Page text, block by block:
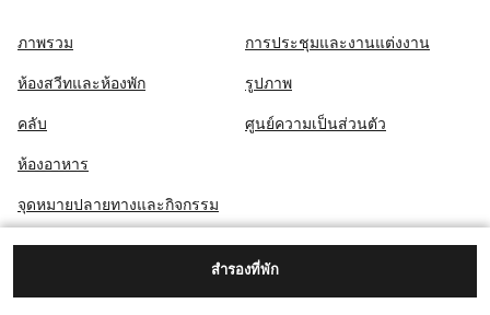
สำรองที่พัก
ภาพรวม
ห้องสวีทและห้องพัก
คลับ
ห้องอาหาร
จุดหมายปลายทางและกิจกรรม
การประชุมและงานแต่งงาน
รูปภาพ
ศูนย์ความเป็นส่วนตัว
189 ถนนวิทยุ ลุมพินี ปทุมวัน,